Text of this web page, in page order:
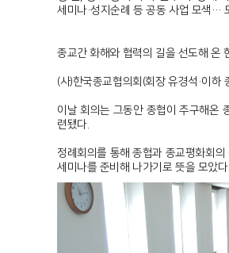
세미나·성지순례 등 공동 사업 모색…
종교간 화해와 협력의 길을 선도해 온
(사)한국종교협의회(회장 유경석·이
이날 회의는 그동안 종협이 추구해온
련됐다.
정례회의를 통해 종협과 종교평화회
세미나를 준비해 나가기로 뜻을 모았다.